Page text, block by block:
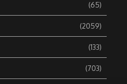
(65)
(2059)
(133)
(703)